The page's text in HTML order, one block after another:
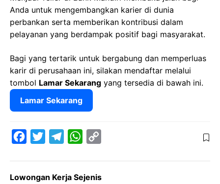
Anda untuk mengembangkan karier di dunia
perbankan serta memberikan kontribusi dalam
pelayanan yang berdampak positif bagi masyarakat.
Bagi yang tertarik untuk bergabung dan memperluas
karir di perusahaan ini, silakan mendaftar melalui
tombol Lamar Sekarang yang tersedia di bawah ini.
Lamar Sekarang
e
t
e
W
t
y
Lowongan Kerja Sejenis